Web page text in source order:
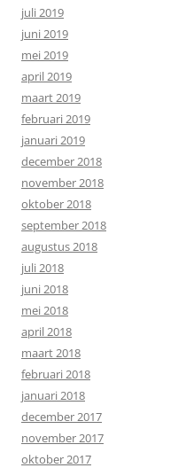
juli 2019
juni 2019
mei 2019
april 2019
maart 2019
februari 2019
januari 2019
december 2018
november 2018
oktober 2018
september 2018
augustus 2018
juli 2018
juni 2018
mei 2018
april 2018
maart 2018
februari 2018
januari 2018
december 2017
november 2017
oktober 2017